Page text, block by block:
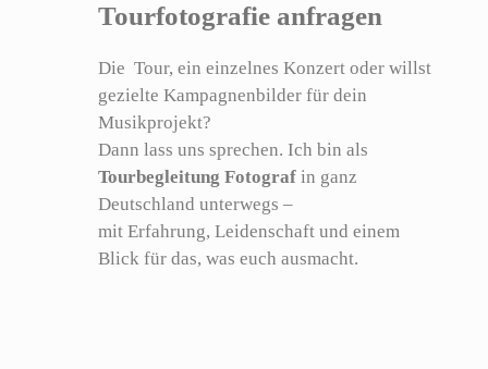
Tourfotografie anfragen
Die Tour, ein einzelnes Konzert oder willst
gezielte Kampagnenbilder für dein
Musikprojekt?
Dann lass uns sprechen. Ich bin als
Tourbegleitung Fotograf in ganz
Deutschland unterwegs –
mit Erfahrung, Leidenschaft und einem
Blick für das, was euch ausmacht.